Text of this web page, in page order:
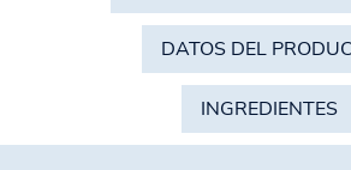
DATOS DEL
INGREDIENTES